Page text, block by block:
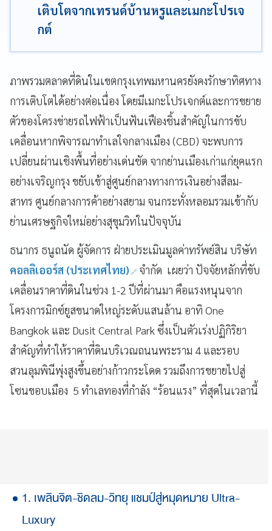
เติบโตจากเทรนด์บ้านหรูและเมกะโปรเจ
กต์
ภาพรวมตลาดที่ดินในเขตกรุงเทพมหานครยังคงรักษาทิศทาง
การเติบโตได้อย่างต่อเนื่อง โดยมีเมกะโปรเจกต์และการขยาย
ตัวของโครงข่ายรถไฟฟ้าเป็นฟันเฟืองชิ้นสำคัญในการขับ
เคลื่อนหากพิจารณาทำเลใจกลางเมือง (CBD) จะพบการ
เปลี่ยนผ่านเชิงพื้นที่อย่างเด่นชัด จากย่านเมืองเก่าแก่ยุคแรก
อย่างเจริญกรุง ขยับเข้าสู่ศูนย์กลางทางการเงินอย่างสีลม-
สาทร ศูนย์กลางการค้าอย่างสยาม จนกระทั่งหลอมรวมเข้ากับ
ย่านเศรษฐกิจใหม่อย่างสุขุมวิทในปัจจุบัน
ธนากร ธนูถนัด ผู้จัดการ ฝ่ายประเมินมูลค่าทรัพย์สิน บริษัท
คอลลิเออร์ส (ประเทศไทย) จำกัด เผยว่า ปัจจัยหลักที่ขับ
เคลื่อนราคาที่ดินในช่วง 1-2 ปีที่ผ่านมา คือแรงหนุนจาก
โครงการมิกซ์ยูสขนาดใหญ่ระดับแสนล้าน อาทิ One
Bangkok และ Dusit Central Park ซึ่งเป็นตัวเร่งปฏิกิริยา
สำคัญที่ทำให้ราคาที่ดินบริเวณถนนพระราม 4 และรอบ
สวนลุมพินีพุ่งสูงขึ้นอย่างก้าวกระโดด รวมถึงการขยายไปสู่
โซนขอบเมือง 5 ทำเลทองที่กำลัง “ร้อนแรง” ที่สุดในเวลานี้
1. เพลินจิต-ชิดลม-วิทยุ แชมป์สู่หมุดหมาย Ultra-
Luxury